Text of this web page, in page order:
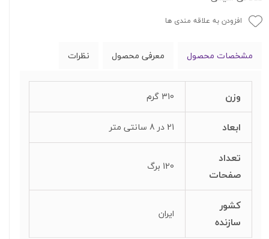
افزودن به علاقه مندی ها
مشخصات محصول معرفی محصول نظرات
وزن 310 گرم
ابعاد 21 در 8 سانتی متر
تعداد
صفحات
120 برگ
کشور
سازنده
ایران